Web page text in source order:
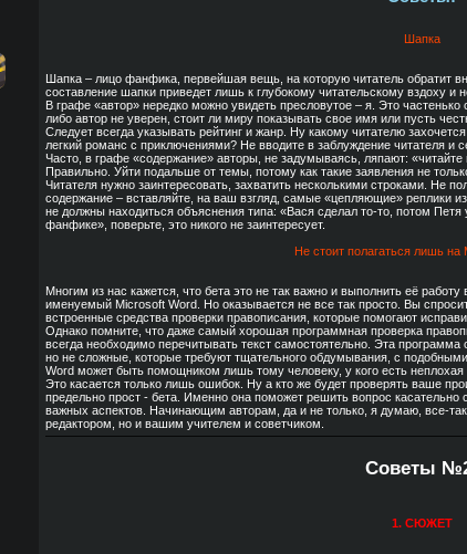
Шапка
Шапка – лицо фанфика, первейшая вещь, на которую читатель обратит
составление шапки приведет лишь к глубокому читательскому вздоху
В графе «автор» нередко можно увидеть пресловутое – я. Это
либо автор не уверен, стоит ли миру показывать свое имя или пусть
Следует всегда указывать рейтинг и жанр. Ну какому читателю
легкий романс с приключениями? Не вводите в заблуждение читателя и
Часто, в графе «содержание» авторы, не задумываясь, ляпают:
Правильно. Уйти подальше от темы, потому как такие заявления не
Читателя нужно заинтересовать, захватить несколькими строками. Не
содержание – вставляйте, на ваш взгляд, самые «цепляющие» реплики
не должны находиться объяснения типа: «Вася сделал то-то, потом
фанфике», поверьте, это никого не заинтересует.
Не стоит полагаться лишь на
Многим из нас кажется, что бета это не так важно и выполнить её
именуемый Microsoft Word. Но оказывается не все так просто. Вы
встроенные средства проверки правописания, которые помогают
Однако помните, что даже самый хорошая программная проверка
всегда необходимо перечитывать текст самостоятельно. Эта
но не сложные, которые требуют тщательного обдумывания, с
Word может быть помощником лишь тому человеку, у кого есть неплохая
Это касается только лишь ошибок. Ну а кто же будет проверять ваше
предельно прост - бета. Именно она поможет решить вопрос касательно
важных аспектов. Начинающим авторам, да и не только, я думаю, все-
редактором, но и вашим учителем и советчиком.
Советы
1. СЮЖЕТ